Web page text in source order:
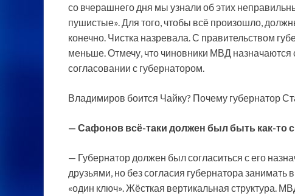
со вчерашнего дня мы узнали об этих
пушистые». Для того, чтобы всё произошло,
конечно. Чистка назревала. С правительством
меньше. Отмечу, что чиновники МВД
согласовании с губернатором.
Владимиров боится Чайку? Почему губернатор
— Сафонов всё-таки должен был быть как-то
— Губернатор должен был согласиться с его
друзьями, но без согласия губернатора
«один ключ». Жёсткая вертикальная структура.